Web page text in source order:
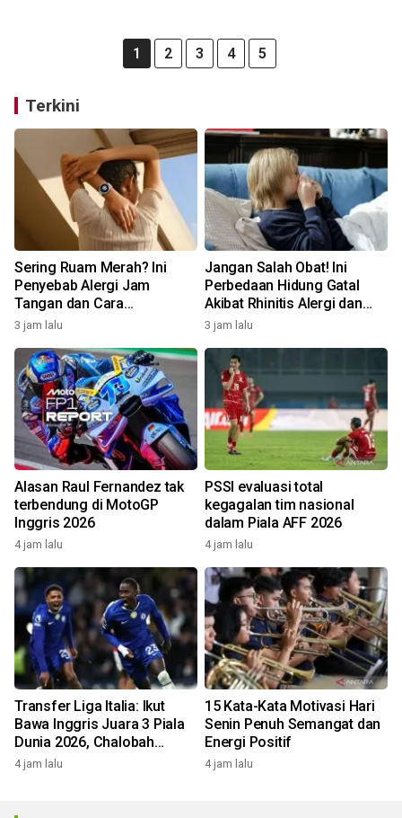
1 2 3 4 5
Terkini
Sering Ruam Merah? Ini
Penyebab Alergi Jam
Tangan dan Cara
Mengatasinya
3 jam lalu
Jangan Salah Obat! Ini
Perbedaan Hidung Gatal
Akibat Rhinitis Alergi dan
Pilek Infeksi
3 jam lalu
Alasan Raul Fernandez tak
terbendung di MotoGP
Inggris 2026
4 jam lalu
PSSI evaluasi total
kegagalan tim nasional
dalam Piala AFF 2026
4 jam lalu
Transfer Liga Italia: Ikut
Bawa Inggris Juara 3 Piala
Dunia 2026, Chalobah
Resmi Gabung Como 1907
4 jam lalu
15 Kata-Kata Motivasi Hari
Senin Penuh Semangat dan
Energi Positif
4 jam lalu